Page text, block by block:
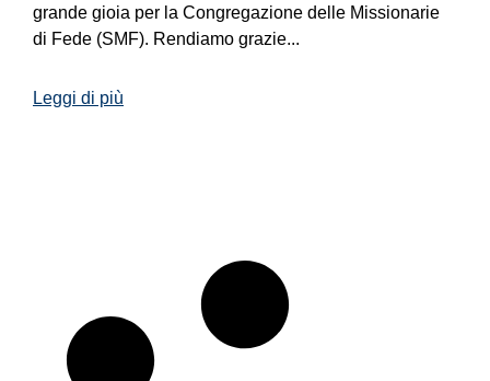
grande gioia per la Congregazione delle Missionarie
di Fede (SMF). Rendiamo grazie...
Leggi di più